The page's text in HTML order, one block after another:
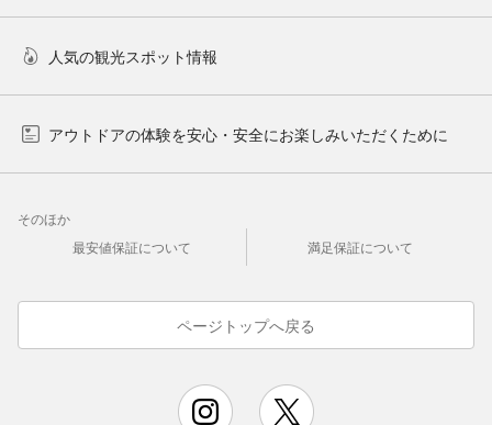
人気の観光スポット情報
アウトドアの体験を安心・安全にお楽しみいただくために
そのほか
最安値保証について
満足保証について
ページトップへ戻る